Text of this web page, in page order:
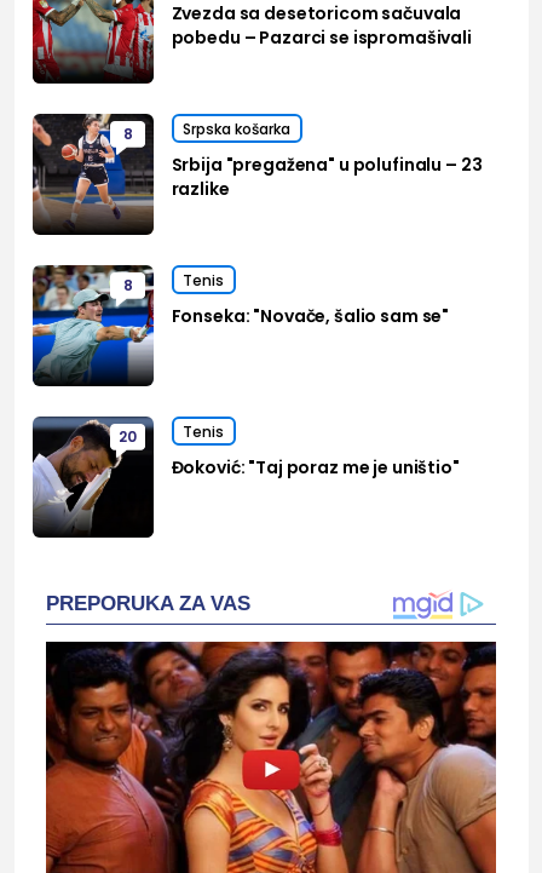
Zvezda sa desetoricom sačuvala
pobedu – Pazarci se ispromašivali
8 Srpska košarka
Srbija "pregažena" u polufinalu – 23
razlike
8 Tenis
Fonseka: "Novače, šalio sam se"
20 Tenis
Đoković: "Taj poraz me je uništio"
PREPORUKA ZA VAS